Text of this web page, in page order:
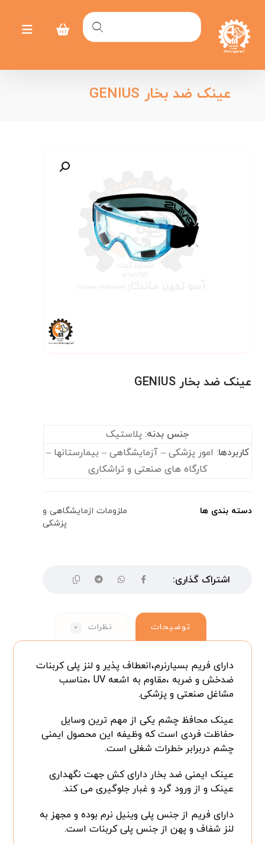
عینک ضد بخار GENIUS
عینک ضد بخار GENIUS
جنس بدنه: پلاستیک
کاربردها: امور پزشکی – آزمایشگاهی – بیمارستانها –
کارگاه های صنعتی و تراشکاری
دسته بندی ها
ملزومات ازمایشگاهی و
پزشکی
توضیحات نظرات ۰
دارای فریم بسیارنرم،انعطاف پذیر و لنز پلی کربنات
ضدخش و ضربه ،مقاوم به اشعه UV ،مناسب
مشاغل صنعتی و پزشکی.
عینک محافظ چشم یکی از مهم ترین وسایل
حفاظت فردی است که وظیفه این محصول ایمنی
چشم دربرابر خطرات شغلی است.
عینک ایمنی ضد بخار دارای کش جهت نگهداری
عینک و از ورود گرد و غبار جلوگیری می کند.
دارای فریم از جنس پلی وینیل نرم بوده و مجهز به
لنز شفاف و پهن از جنس پلی کربنات است.